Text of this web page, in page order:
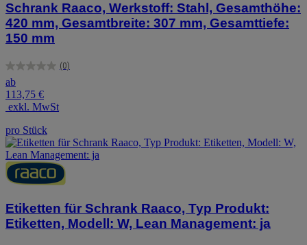
Schrank Raaco, Werkstoff: Stahl, Gesamthöhe:
420 mm, Gesamtbreite: 307 mm, Gesamttiefe:
150 mm
(0)
0.0
von
5
Sternen.
ab
113,75 €
exkl. MwSt
pro Stück
Etiketten für Schrank Raaco, Typ Produkt:
Etiketten, Modell: W, Lean Management: ja